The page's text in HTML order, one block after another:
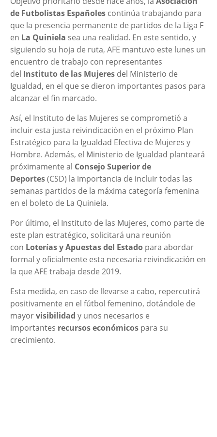
de Futbolistas Españolescontinúa trabajando para
que la presencia permanente de partidos de la Liga F
en La Quiniela sea una realidad. En este sentido, y
siguiendo su hoja de ruta, AFE mantuvo este lunes un
encuentro de trabajo con representantes
del Instituto de las Mujeresdel Ministerio de
Igualdad, en el que se dieron importantes pasos para
alcanzar el fin marcado.
Así, el Instituto de las Mujeres se comprometió a
incluir esta justa reivindicación en el próximo Plan
Estratégico para la Igualdad Efectiva de Mujeres y
Hombre. Además, el Ministerio de Igualdad planteará
próximamente al Consejo Superior de
Deportes(CSD) la importancia de incluir todas las
semanas partidos de la máxima categoría femenina
en el boleto de La Quiniela.
Por último, el Instituto de las Mujeres, como parte de
este plan estratégico, solicitará una reunión
con Loterías y Apuestas del Estadopara abordar
formal y oficialmente esta necesaria reivindicación en
la que AFE trabaja desde 2019.
Esta medida, en caso de llevarse a cabo, repercutirá
positivamente en el fútbol femenino, dotándole de
mayorvisibilidad y unos necesarios e
importantes recursos económicospara su
crecimiento.